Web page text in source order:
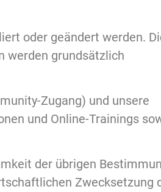
oder geändert werden.
werden grundsätzlich
Zugang) und unsere
und Online-Trainings
der übrigen
Zwecksetzung